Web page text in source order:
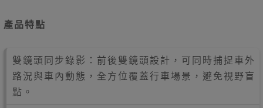
產品特點
雙鏡頭同步錄影：前後雙鏡頭設計，可同時捕捉車外
路況與車內動態，全方位覆蓋行車場景，避免視野盲
點。